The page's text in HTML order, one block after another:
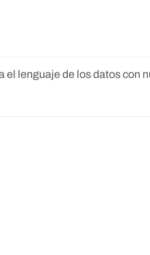
el lenguaje de los datos con